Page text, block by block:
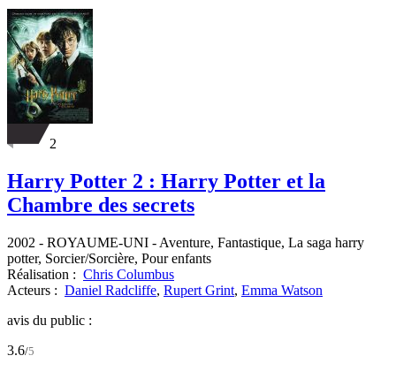
2
Harry Potter 2 : Harry Potter et la
Chambre des secrets
2002 - ROYAUME-UNI - Aventure, Fantastique, La saga harry
potter, Sorcier/Sorcière, Pour enfants
Réalisation : Chris Columbus
Acteurs : Daniel Radcliffe, Rupert Grint, Emma Watson
avis du public :
3.6/5